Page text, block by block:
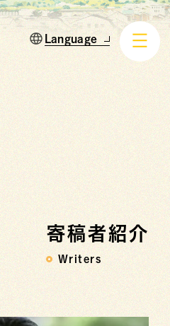
寄稿者紹介
Writers